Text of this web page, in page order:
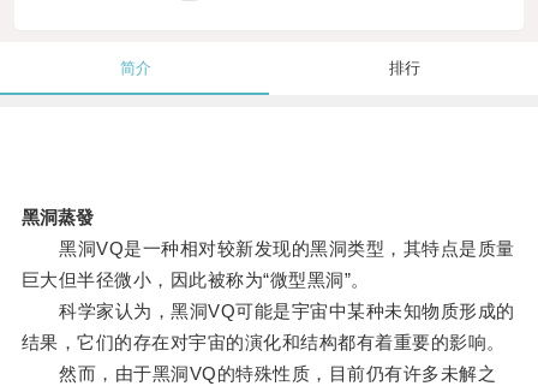
简介 排行
黑洞蒸發
黑洞VQ是一种相对较新发现的黑洞类型，其特点是质量
巨大但半径微小，因此被称为“微型黑洞”。
科学家认为，黑洞VQ可能是宇宙中某种未知物质形成的
结果，它们的存在对宇宙的演化和结构都有着重要的影响。
然而，由于黑洞VQ的特殊性质，目前仍有许多未解之